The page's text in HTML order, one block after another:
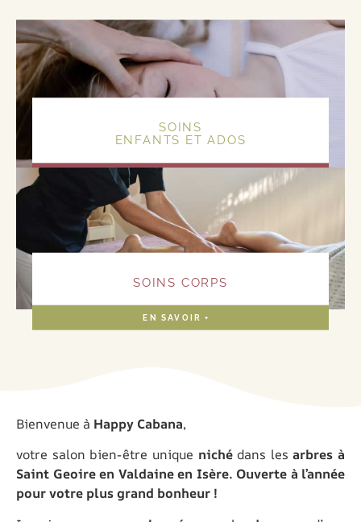
SOINS
ENFANTS ET ADOS
EN SAVOIR +
SOINS CORPS
EN SAVOIR +
Bienvenue à Happy Cabana,
votre salon bien-être unique nichédans lesarbres à
Saint Geoire en Valdaine en Isère. Ouverte à l’année
pour votre plus grand bonheur !